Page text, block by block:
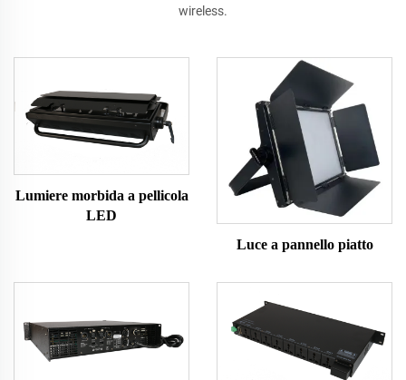
wireless.
Lumiere morbida a pellicola
LED
Luce a pannello piatto